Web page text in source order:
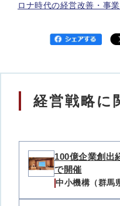
ロナ時代の経営改善・事
経営戦略に
100億企業創出
で開催
中小機構（群馬